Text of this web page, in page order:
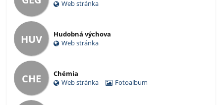
Web stránka
HUV
Hudobná výchova
Web stránka
CHE
Chémia
Web stránka
Fotoalbum